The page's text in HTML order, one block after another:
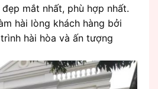
mắt nhất, phù hợp nhất.
hài lòng khách hàng bởi
hài hòa và ấn tượng